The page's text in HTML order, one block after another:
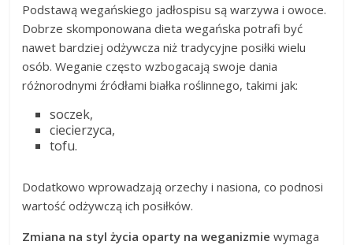
Podstawą wegańskiego jadłospisu są warzywa i owoce.
Dobrze skomponowana dieta wegańska potrafi być
nawet bardziej odżywcza niż tradycyjne posiłki wielu
osób. Weganie często wzbogacają swoje dania
różnorodnymi źródłami białka roślinnego, takimi jak:
soczek,
ciecierzyca,
tofu.
Dodatkowo wprowadzają orzechy i nasiona, co podnosi
wartość odżywczą ich posiłków.
Zmiana na styl życia oparty na weganizmie wymaga